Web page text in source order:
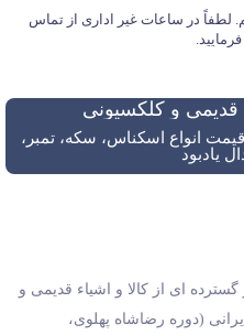
هستیم. لطفاً در ساعات غیر اداری از تماس
قدیمی و کلکسیونی
انواع اسکناس، سکه، تمبر،
یادبود
ای از کالا و اشیاء قدیمی و
(دوره رضاشاه پهلوی،